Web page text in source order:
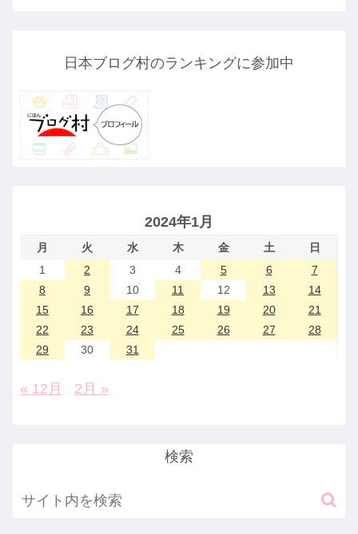
日本ブログ村のランキングに参加中
2024年1月
月 火 水 木 金 土
日
1
2 3 4 5 6
7
8
9 10 11 12 13
14
15
16 17 18 19 20
21
22
23 24 25 26 27
28
29
30 31
« 12月 2月 »
検索